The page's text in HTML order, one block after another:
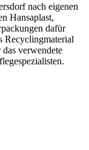
nach eigenen
Hansaplast,
dafür
Recyclingmaterial
verwendete